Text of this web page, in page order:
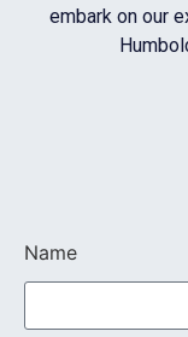
embark on our
Name